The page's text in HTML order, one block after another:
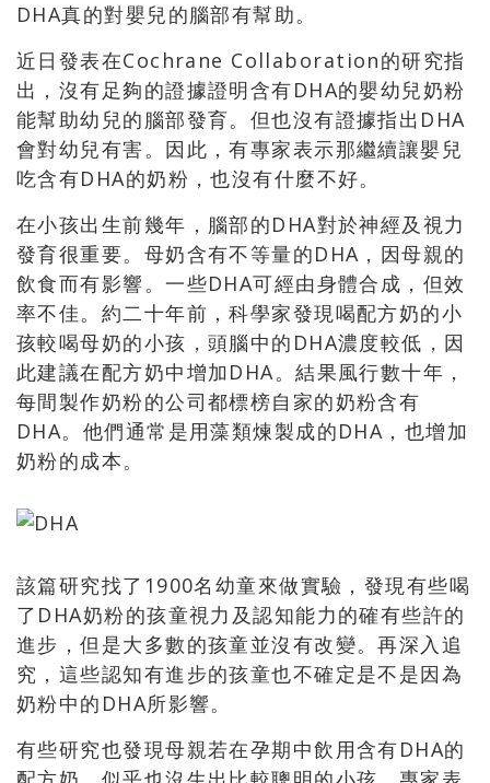
DHA真的對嬰兒的腦部有幫助。
近日發表在Cochrane Collaboration的研究指
出，沒有足夠的證據證明含有DHA的嬰幼兒奶粉
能幫助幼兒的腦部發育。但也沒有證據指出DHA
會對幼兒有害。因此，有專家表示那繼續讓嬰兒
吃含有DHA的奶粉，也沒有什麼不好。
在小孩出生前幾年，腦部的DHA對於神經及視力
發育很重要。母奶含有不等量的DHA，因母親的
飲食而有影響。一些DHA可經由身體合成，但效
率不佳。約二十年前，科學家發現喝配方奶的小
孩較喝母奶的小孩，頭腦中的DHA濃度較低，因
此建議在配方奶中增加DHA。結果風行數十年，
每間製作奶粉的公司都標榜自家的奶粉含有
DHA。他們通常是用藻類煉製成的DHA，也增加
奶粉的成本。
該篇研究找了1900名幼童來做實驗，發現有些喝
了DHA奶粉的孩童視力及認知能力的確有些許的
進步，但是大多數的孩童並沒有改變。再深入追
究，這些認知有進步的孩童也不確定是不是因為
奶粉中的DHA所影響。
有些研究也發現母親若在孕期中飲用含有DHA的